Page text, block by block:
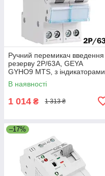
Ручний перемикач введення
резерву 2Р/63A, GEYA
GYHO9 MTS, з індикаторами
В наявності
1 014 ₴ 1 313 ₴
–17%